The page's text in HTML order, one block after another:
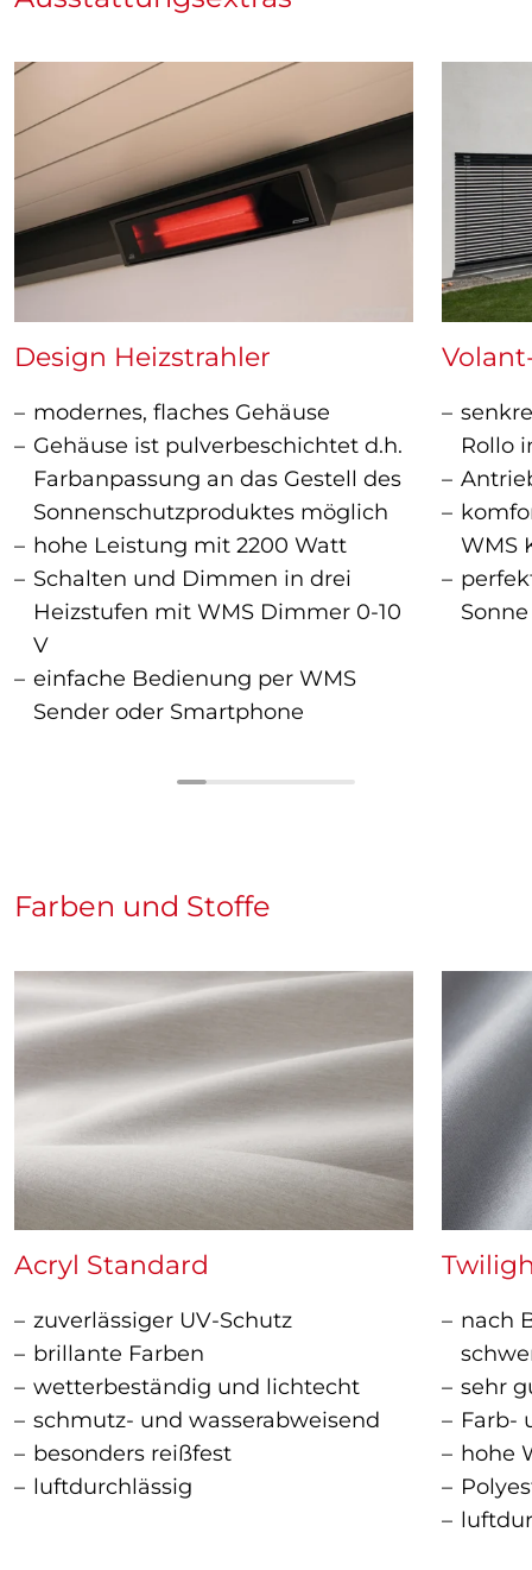
Design Heizstrahler
modernes, flaches Gehäuse
Gehäuse ist pulverbeschichtet d.h.
Farbanpassung an das Gestell des
Sonnenschutzproduktes möglich
hohe Leistung mit 2200 Watt
Schalten und Dimmen in drei
Heizstufen mit WMS Dimmer 0-10
V
einfache Bedienung per WMS
Sender oder Smartphone
Rollo
WMS
Sonne
Farben und Stoffe
Acryl Standard
zuverlässiger UV-Schutz
brillante Farben
wetterbeständig und lichtecht
schmutz- und wasserabweisend
besonders reißfest
luftdurchlässig
nach
sehr
Farb-
hohe